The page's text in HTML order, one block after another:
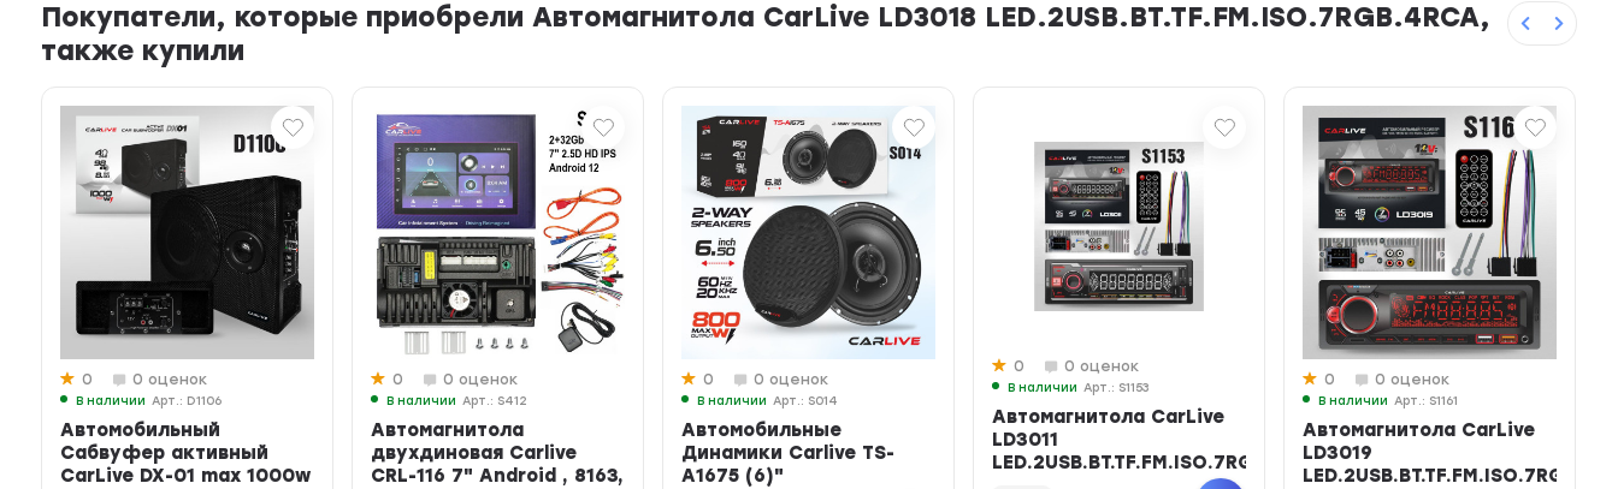
Покупатели, которые приобрели Автомагнитола CarLive LD3018 LED.2USB.BT.TF.FM.ISO.7RGB.4RCA,
также купили
0 0 оценок
В наличии Арт.: D1106
Автомобильный
Сабвуфер активный
CarLive DX-01 max 1000w
0 0 оценок
В наличии Арт.: S412
Автомагнитола
двухдиновая Carlive
CRL-116 7" Android , 8163,
0 0 оценок
В наличии Арт.: S014
Автомобильные
Динамики Carlive TS-
A1675 (6)"
0 0 оценок
В наличии Арт.: S1153
Автомагнитола CarLive
LD3011
LED.2USB.BT.TF.FM.ISO.7RGB.4RCA
0 0 оценок
В наличии Арт.: S1161
Автомагнитола CarLive
LD3019